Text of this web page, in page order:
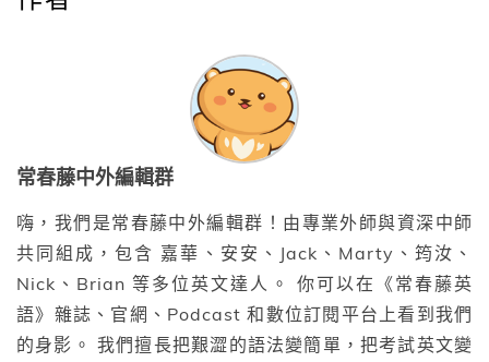
常春藤中外編輯群
嗨，我們是常春藤中外編輯群！由專業外師與資深中師
共同組成，包含 嘉華、安安、Jack、Marty、筠汝、
Nick、Brian 等多位英文達人。 你可以在《常春藤英
語》雜誌、官網、Podcast 和數位訂閱平台上看到我們
的身影。 我們擅長把艱澀的語法變簡單，把考試英文變